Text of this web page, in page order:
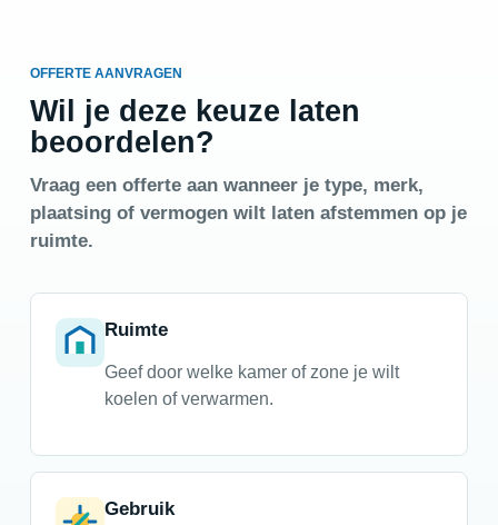
OFFERTE AANVRAGEN
Wil je deze keuze laten
beoordelen?
Vraag een offerte aan wanneer je type, merk,
plaatsing of vermogen wilt laten afstemmen op je
ruimte.
Ruimte
Geef door welke kamer of zone je wilt
koelen of verwarmen.
Gebruik